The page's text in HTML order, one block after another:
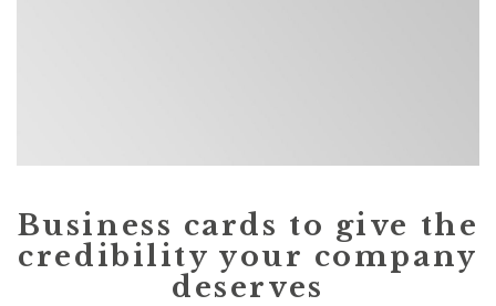
Business cards to give the
credibility your company
deserves